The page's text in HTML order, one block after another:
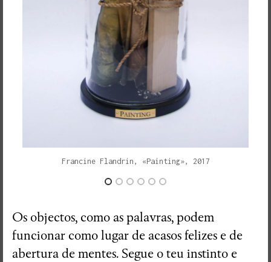
Ensaio Visual + Autor em residência
SURFACE
Susana Mouzinho
Francine Flandrin, «Painting», 2017
Os objectos, como as palavras, podem
funcionar como lugar de acasos felizes e de
abertura de mentes. Segue o teu instinto e